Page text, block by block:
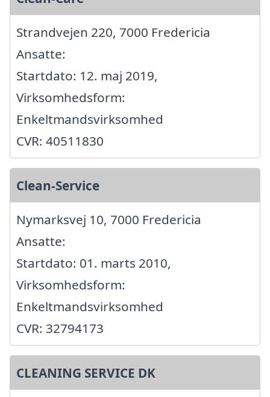
Strandvejen 220, 7000 Fredericia
Ansatte:
Startdato: 12. maj 2019,
Virksomhedsform:
Enkeltmandsvirksomhed
CVR: 40511830
Clean-Service
Nymarksvej 10, 7000 Fredericia
Ansatte:
Startdato: 01. marts 2010,
Virksomhedsform:
Enkeltmandsvirksomhed
CVR: 32794173
CLEANING SERVICE DK